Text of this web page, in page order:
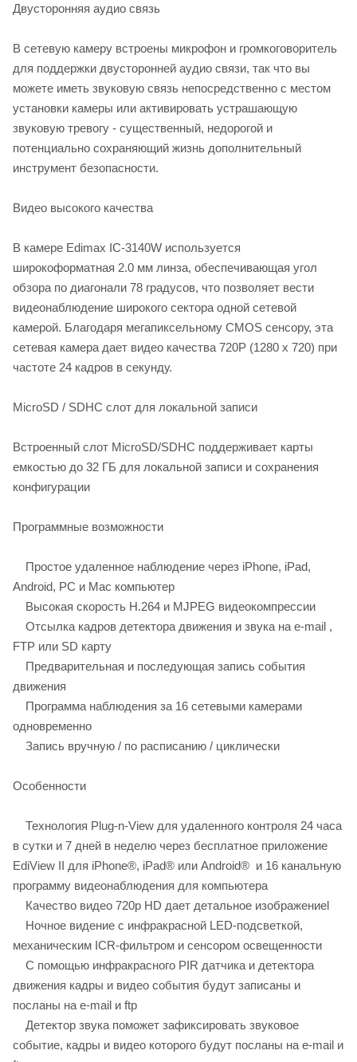
Двусторонняя аудио связь
В сетевую камеру встроены микрофон и громкоговоритель
для поддержки двусторонней аудио связи, так что вы
можете иметь звуковую связь непосредственно с местом
установки камеры или активировать устрашающую
звуковую тревогу - существенный, недорогой и
потенциально сохраняющий жизнь дополнительный
инструмент безопасности.
Видео высокого качества
В камере Edimax IC-3140W используется
широкоформатная 2.0 мм линза, обеспечивающая угол
обзора по диагонали 78 градусов, что позволяет вести
видеонаблюдение широкого сектора одной сетевой
камерой. Благодаря мегапиксельному CMOS сенсору, эта
сетевая камера дает видео качества 720P (1280 x 720) при
частоте 24 кадров в секунду.
MicroSD / SDHC слот для локальной записи
Встроенный слот MicroSD/SDHC поддерживает карты
емкостью до 32 ГБ для локальной записи и сохранения
конфигурации
Программные возможности
Простое удаленное наблюдение через iPhone, iPad,
Android, PC и Mac компьютер
Высокая скорость H.264 и MJPEG видеокомпрессии
Отсылка кадров детектора движения и звука на e-mail ,
FTP или SD карту
Предварительная и последующая запись события
движения
Программа наблюдения за 16 сетевыми камерами
одновременно
Запись вручную / по расписанию / циклически
Особенности
Технология Plug-n-View для удаленного контроля 24 часа
в сутки и 7 дней в неделю через бесплатное приложение
EdiView II для iPhone®, iPad® или Android® и 16 канальную
программу видеонаблюдения для компьютера
Качество видео 720p HD дает детальное изображениеl
Ночное видение с инфракрасной LED-подсветкой,
механическим ICR-фильтром и сенсором освещенности
С помощью инфракрасного PIR датчика и детектора
движения кадры и видео события будут записаны и
посланы на e-mail и ftp
Детектор звука поможет зафиксировать звуковое
событие, кадры и видео которого будут посланы на e-mail и